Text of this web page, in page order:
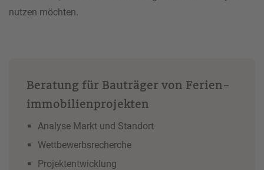
nutzen möchten.
Beratung für Bauträger von Ferien­
immobilien­­projekten
Analyse Markt und Standort
Wettbewerbsrecherche
Projektentwicklung